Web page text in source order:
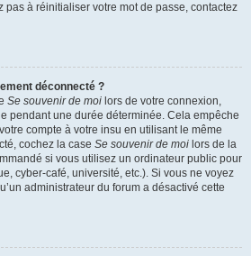
pas à réinitialiser votre mot de passe, contactez
déconnecté ?
Se souvenir de moi lors de votre connexion,
pendant une durée déterminée. Cela empêche
compte à votre insu en utilisant le même
cochez la case Se souvenir de moi lors de la
si vous utilisez un ordinateur public pour
cyber-café, université, etc.). Si vous ne voyez
administrateur du forum a désactivé cette